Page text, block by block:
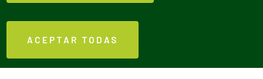
Política de cookies •Aviso Legal
y Protección de Datos
ACEPTAR TODAS